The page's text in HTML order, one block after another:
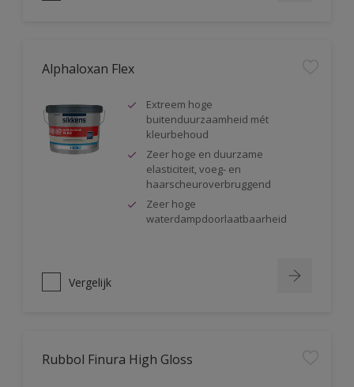
Alphaloxan Flex
Extreem hoge
buitenduurzaamheid mét
kleurbehoud
Zeer hoge en duurzame
elasticiteit, voeg- en
haarscheuroverbruggend
Zeer hoge
waterdampdoorlaatbaarheid
Vergelijk
Rubbol Finura High Gloss